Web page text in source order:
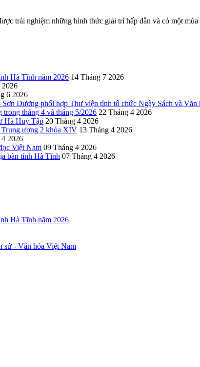
trải nghiệm những hình thức giải trí hấp dẫn và có một mùa
Hà Tĩnh năm 2026 14 Tháng 7 2026
2026
6 2026
Dương phối hợp Thư viện tỉnh tổ chức Ngày Sách và Văn
trong tháng 4 và tháng 5/2026 22 Tháng 4 2026
Hà Huy Tập 20 Tháng 4 2026
Trung ương 2 khóa XIV 13 Tháng 4 2026
2026
Việt Nam 09 Tháng 4 2026
bàn tỉnh Hà Tĩnh 07 Tháng 4 2026
Hà Tĩnh năm 2026
sử - Văn hóa Việt Nam